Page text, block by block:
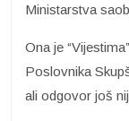
Ministarstva
Ona je
Poslovnika
ali odgovor još